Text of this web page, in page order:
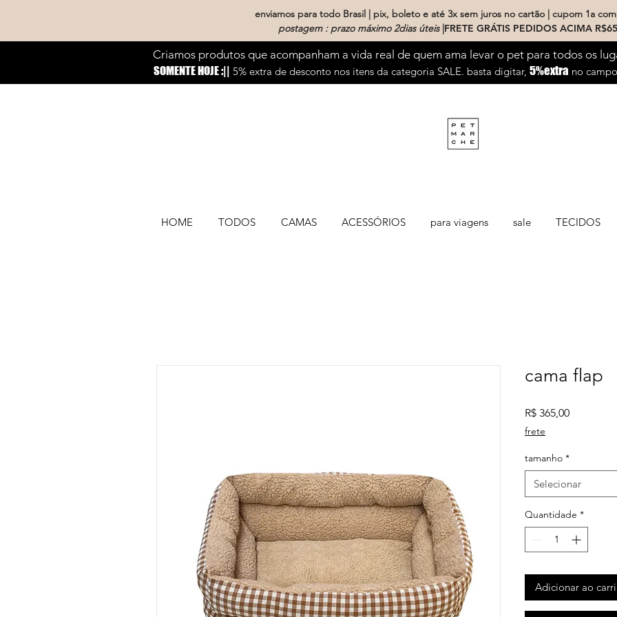
enviamos para todo Brasil | pix, boleto e até 3x sem juros no cartão | cupom 1a
postagem : prazo máximo 2dias úteis |FRETE GRÁTIS PEDIDOS ACIMA
Criamos produtos que acompanham a vida real de quem ama levar o pet para todos os
SOMENTE HOJE :|| 5% extra de desconto nos itens da categoria SALE. basta digitar, 5%extra no
HOME TODOS CAMAS ACESSÓRIOS para viagens sale TECIDOS
cama flap
R$ 365,00Preço
frete
tamanho *
Selecionar
Quantidade *
Adicionar ao